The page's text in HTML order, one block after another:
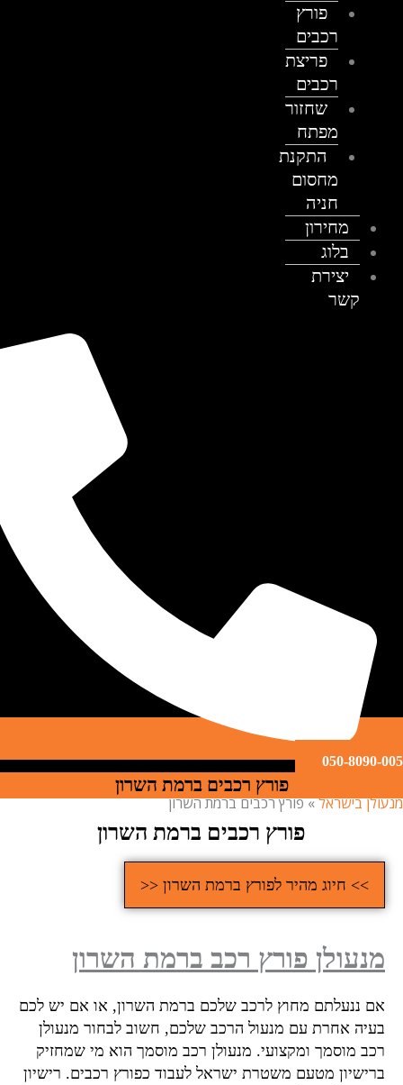
פורץ
רכבים
פריצת
רכבים
שחזור
מפתח
התקנת
מחסום
מחירון
בלוג
יצירת
050-
פורץ רכבים ברמת השרון
בישראל»פורץ רכבים ברמת השרון
פורץ רכבים ברמת השרון
>> חיוג מהיר לפורץ ברמת השרון <<
פורץ רכב ברמת השרון
ננעלתם מחוץ לרכב שלכם ברמת השרון, או אם יש לכם
אחרת עם מנעול הרכב שלכם, חשוב לבחור מנעולן
מוסמך ומקצועי. מנעולן רכב מוסמך הוא מי שמחזיק
מטעם משטרת ישראל לעבוד כפורץ רכבים. רישיון